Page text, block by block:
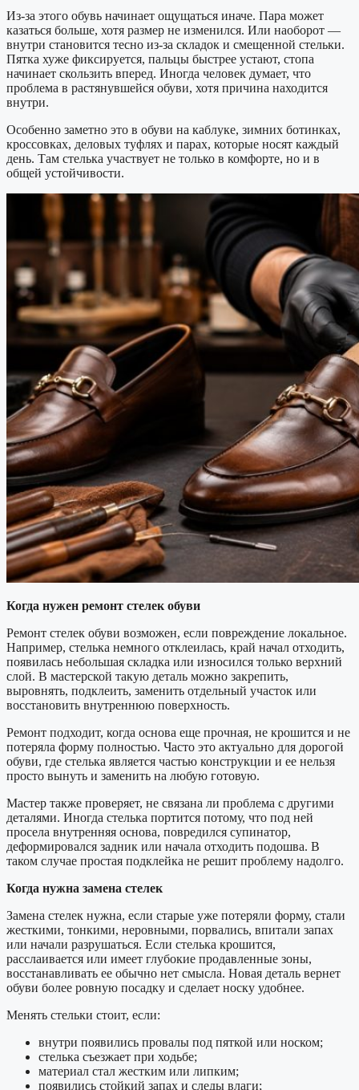
Из-за этого обувь начинает ощущаться иначе. Пара может
казаться больше, хотя размер не изменился. Или наоборот —
внутри становится тесно из-за складок и смещенной стельки.
Пятка хуже фиксируется, пальцы быстрее устают, стопа
начинает скользить вперед. Иногда человек думает, что
проблема в растянувшейся обуви, хотя причина находится
внутри.
Особенно заметно это в обуви на каблуке, зимних ботинках,
кроссовках, деловых туфлях и парах, которые носят каждый
день. Там стелька участвует не только в комфорте, но и в
общей устойчивости.
Когда нужен ремонт стелек обуви
Ремонт стелек обуви возможен, если повреждение локальное.
Например, стелька немного отклеилась, край начал отходить,
появилась небольшая складка или износился только верхний
слой. В мастерской такую деталь можно закрепить,
выровнять, подклеить, заменить отдельный участок или
восстановить внутреннюю поверхность.
Ремонт подходит, когда основа еще прочная, не крошится и не
потеряла форму полностью. Часто это актуально для дорогой
обуви, где стелька является частью конструкции и ее нельзя
просто вынуть и заменить на любую готовую.
Мастер также проверяет, не связана ли проблема с другими
деталями. Иногда стелька портится потому, что под ней
просела внутренняя основа, повредился супинатор,
деформировался задник или начала отходить подошва. В
таком случае простая подклейка не решит проблему надолго.
Когда нужна замена стелек
Замена стелек нужна, если старые уже потеряли форму, стали
жесткими, тонкими, неровными, порвались, впитали запах
или начали разрушаться. Если стелька крошится,
расслаивается или имеет глубокие продавленные зоны,
восстанавливать ее обычно нет смысла. Новая деталь вернет
обуви более ровную посадку и сделает носку удобнее.
Менять стельки стоит, если:
внутри появились провалы под пяткой или носком;
стелька съезжает при ходьбе;
материал стал жестким или липким;
появились стойкий запах и следы влаги;